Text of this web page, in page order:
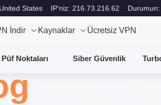
States IP'niz: 216.73.216.62 Durumun:
İndir Kaynaklar Ücretsiz VPN
Püf Noktaları Siber Güvenlik